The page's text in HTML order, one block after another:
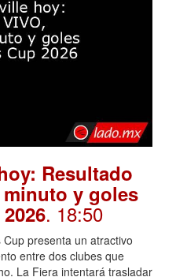
Resultado
minuto y goles
. 18:50
presenta un atractivo
entre dos clubes que
La Fiera intentará trasladar